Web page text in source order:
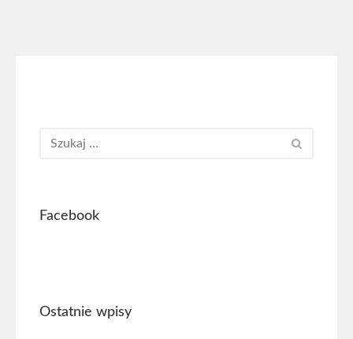
Facebook
Ostatnie wpisy